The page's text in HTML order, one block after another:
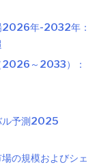
2026年-2032年：
2026～2033）：
ル予測2025
の規模およびシェ